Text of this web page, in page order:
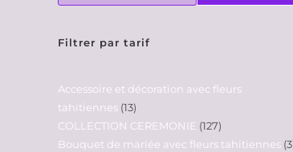
Filtrer par tarif
Accessoire et décoration avec fleurs
tahitiennes 13
COLLECTION CEREMONIE 127
Bouquet de mariée avec fleurs tahitiennes 3